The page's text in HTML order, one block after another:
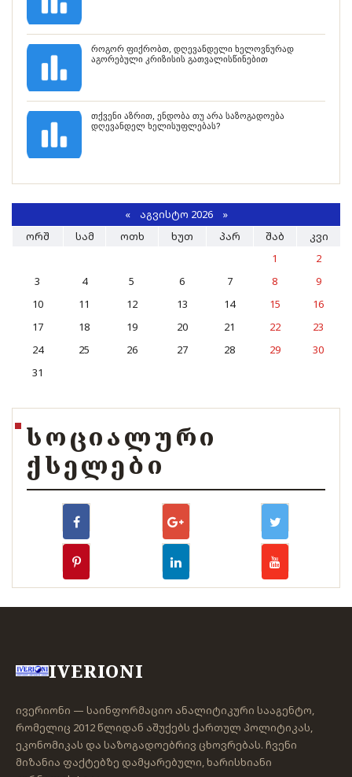
როგორ ფიქრობთ, დღევანდელი ხელოვნურად
აგორებული კრიზისის გათვალისწინებით
თქვენი აზრით, ენდობა თუ არა საზოგადოება
დღევანდელ ხელისუფლებას?
«ᲐᲒᲕᲘᲡᲢᲝ 2026 »
ᲝᲠᲨ
ᲡᲐᲛ ᲝᲗᲮ ᲮᲣᲗ ᲞᲐᲠ ᲨᲐᲑ
ᲙᲕᲘ
1
2
3
4 5 6 7 8
9
10
11 12 13 14 15
16
17
18 19 20 21 22
23
24
25 26 27 28 29
30
31
ᲡᲝᲪᲘᲐᲚᲣᲠᲘ
ᲥᲡᲔᲚᲔᲑᲘ
IVERIONI
ივერიონი — საინფორმაციო ანალიტიკური სააგენტო,
რომელიც 2012 წლიდან აშუქებს ქართულ პოლიტიკას,
ეკონომიკას და საზოგადოებრივ ცხოვრებას. ჩვენი
მიზანია ფაქტებზე დამყარებული, ხარისხიანი